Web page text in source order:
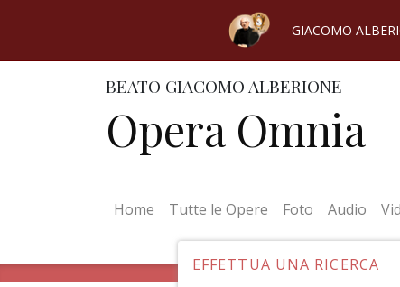
GIACOMO
BEATO GIACOMO ALBERIONE
Opera Omnia
Home (current)
Tutte le Opere Foto Audio
EFFETTUA UNA RICERCA